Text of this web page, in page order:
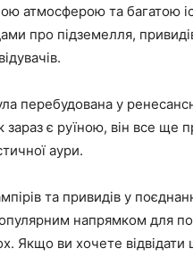
атмосферою та багатою
про підземелля,
перебудована у
зараз є руїною, він все ще
аури.
та привидів у
напрямком для
Якщо ви хочете